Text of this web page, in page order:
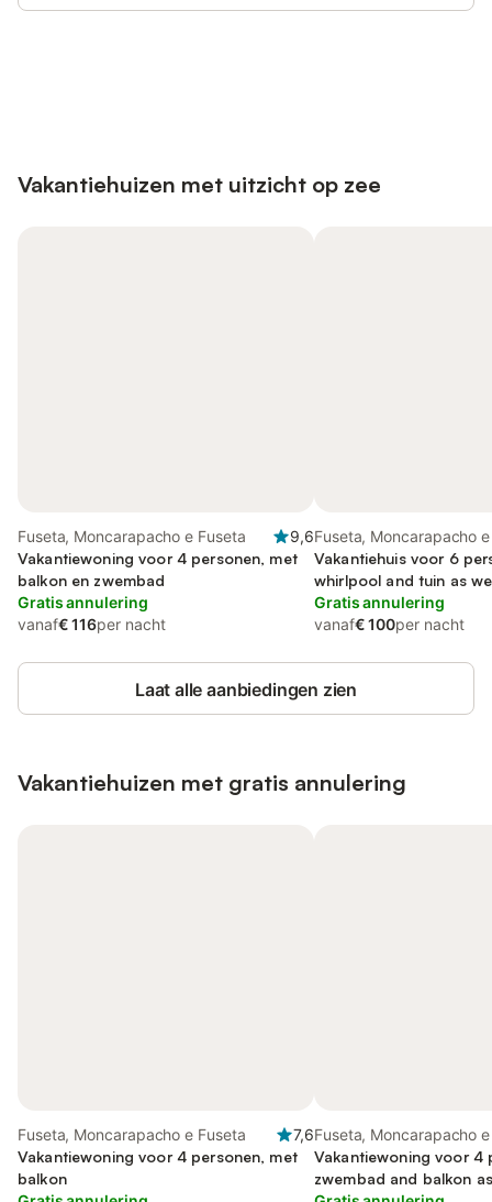
Vakantiehuizen met uitzicht op zee
Fuseta, Moncarapacho e Fuseta
9,6
Vakantiewoning voor 4 personen, met
balkon en zwembad
Gratis annulering
vanaf€ 116per nacht
Fuseta, Moncarapacho
Vakantiehuis voor 6
whirlpool and tuin as
Gratis annulering
vanaf€ 100per nacht
Laat alle aanbiedingen zien
Vakantiehuizen met gratis annulering
Fuseta, Moncarapacho e Fuseta
7,6
Vakantiewoning voor 4 personen, met
balkon
Fuseta, Moncarapacho
Vakantiewoning voor 4
zwembad and balkon